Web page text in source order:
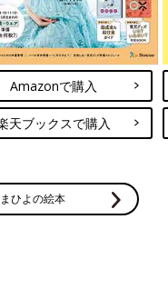
Amazonで購入
天ブックスで購入
ひよの絵本